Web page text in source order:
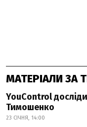
МАТЕРІАЛИ ЗА
YouControl
Тимошенко
23 СІЧНЯ, 14:00